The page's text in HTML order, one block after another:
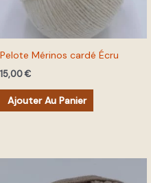
Pelote Mérinos cardé Écru
15,00€
Ajouter Au Panier